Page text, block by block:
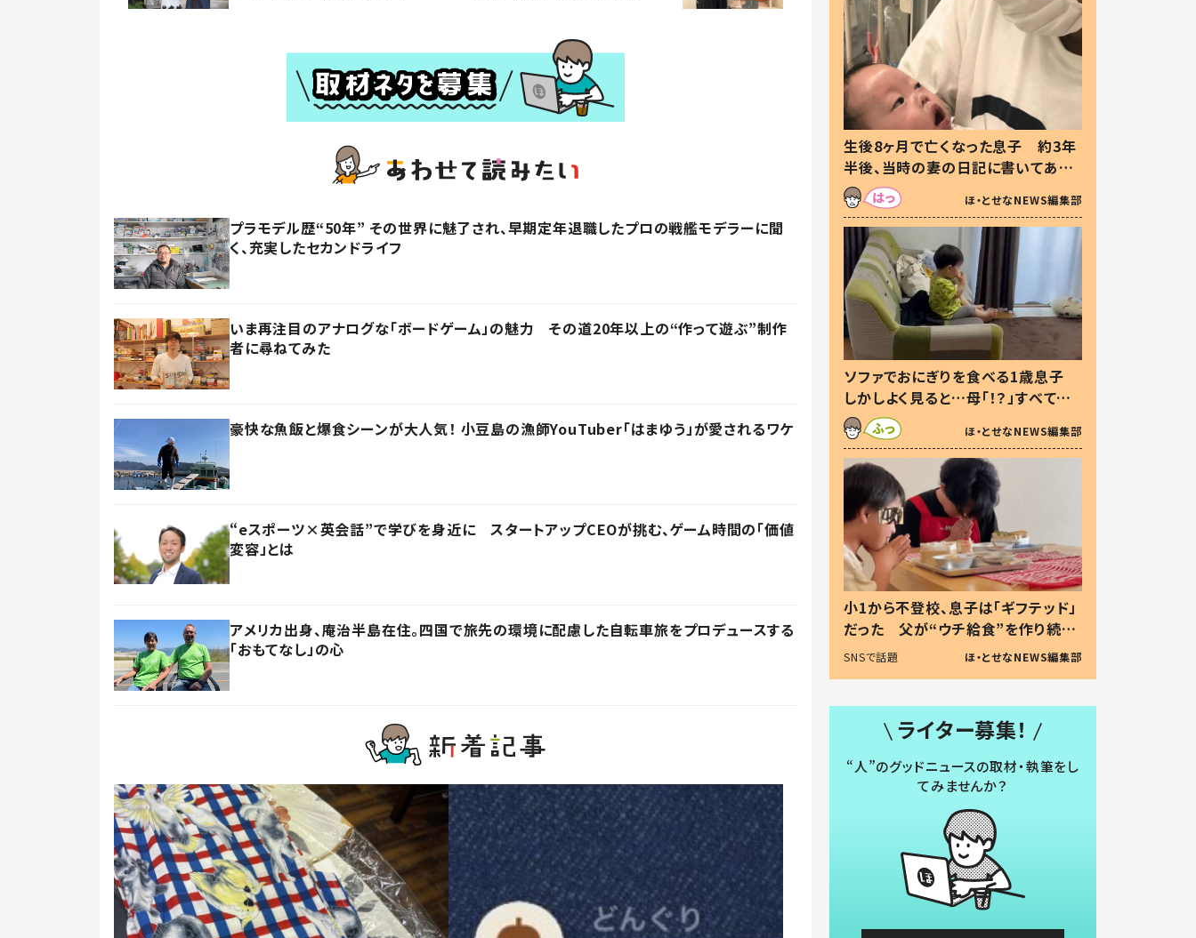
プラモデル歴“50年” その世界に魅了され、早期定年退職したプロの戦艦モデラーに聞
く、充実したセカンドライフ
いま再注目のアナログな「ボードゲーム」の魅力 その道20年以上の“作って遊ぶ”制作
者に尋ねてみた
豪快な魚飯と爆食シーンが大人気！ 小豆島の漁師YouTuber「はまゆう」が愛されるワケ
“eスポーツ×英会話”で学びを身近に スタートアップCEOが挑む、ゲーム時間の「価値
変容」とは
アメリカ出身、庵治半島在住。四国で旅先の環境に配慮した自転車旅をプロデュースする
「おもてなし」の心
生後8ヶ月で亡くなった息子 約3年
半後、当時の妻の日記に書いてあっ
た本音とは
ほ・とせなNEWS編集部
ソファでおにぎりを食べる1歳息子
しかしよく見ると…母「！？」すべてを
察した母の投稿に「可愛いから許
す！」「現行犯〜」
ほ・とせなNEWS編集部
小1から不登校、息子は「ギフテッド」
だった 父が“ウチ給食”を作り続け
る理由とは #令和の親 #令和の子
SNSで話題 ほ・とせなNEWS編集部
ライター募集！
“人”のグッドニュースの取材・執筆をし
てみませんか？